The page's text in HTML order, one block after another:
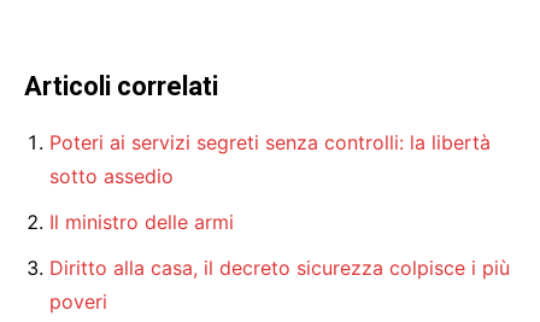
Articoli correlati
Poteri ai servizi segreti senza controlli: la libertà
sotto assedio
Il ministro delle armi
Diritto alla casa, il decreto sicurezza colpisce i più
poveri